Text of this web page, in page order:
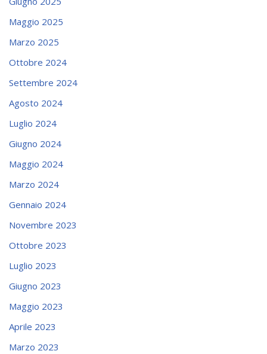
Maggio 2025
Marzo 2025
Ottobre 2024
Settembre 2024
Agosto 2024
Luglio 2024
Giugno 2024
Maggio 2024
Marzo 2024
Gennaio 2024
Novembre 2023
Ottobre 2023
Luglio 2023
Giugno 2023
Maggio 2023
Aprile 2023
Marzo 2023